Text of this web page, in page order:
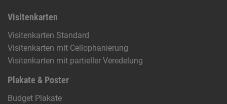
Visitenkarten
Visitenkarten Standard
Visitenkarten mit Cellophanierung
Visitenkarten mit partieller Veredelung
Plakate & Poster
Budget Plakate